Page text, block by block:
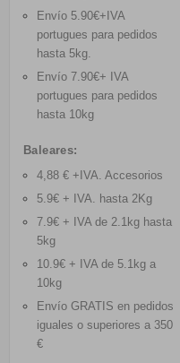
Envío 5.90€+IVA
portugues para pedidos
hasta 5kg
Envío 7.90€+ IVA
portugues para pedidos
hasta 10kg
Baleares:
4,88 € +IVA. Accesorios
5.9€ + IVA. hasta 2Kg
7.9€ + IVA de 2.1kg hasta
5kg
10.9€ + IVA de 5.1kg a
10kg
Envío GRATIS en pedidos
iguales o superiores a 350
€